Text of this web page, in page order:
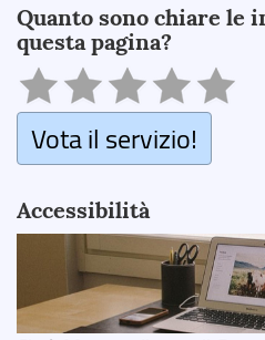
Quanto sono chiare le
questa pagina?
Vota il servizio!
Accessibilità